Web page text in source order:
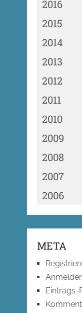
2016
2015
2014
2013
2012
2011
2010
2009
2008
2007
2006
META
Eintrags-